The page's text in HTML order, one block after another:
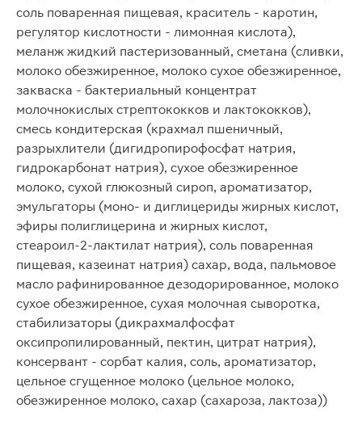
соль поваренная пищевая, краситель - каротин,
регулятор кислотности - лимонная кислота),
меланж жидкий пастеризованный, сметана (сливки,
молоко обезжиренное, молоко сухое обезжиренное,
закваска - бактериальный концентрат
молочнокислых стрептококков и лактококков),
смесь кондитерская (крахмал пшеничный,
разрыхлители (дигидропирофосфат натрия,
гидрокарбонат натрия), сухое обезжиренное
молоко, сухой глюкозный сироп, ароматизатор,
эмульгаторы (моно- и диглицериды жирных кислот,
эфиры полиглицерина и жирных кислот,
стеароил-2-лактилат натрия), соль поваренная
пищевая, казеинат натрия) сахар, вода, пальмовое
масло рафинированное дезодорированное, молоко
сухое обезжиренное, сухая молочная сыворотка,
стабилизаторы (дикрахмалфосфат
оксипропилированный, пектин, цитрат натрия),
консервант - сорбат калия, соль, ароматизатор,
цельное сгущенное молоко (цельное молоко,
обезжиренное молоко, сахар (сахароза, лактоза))